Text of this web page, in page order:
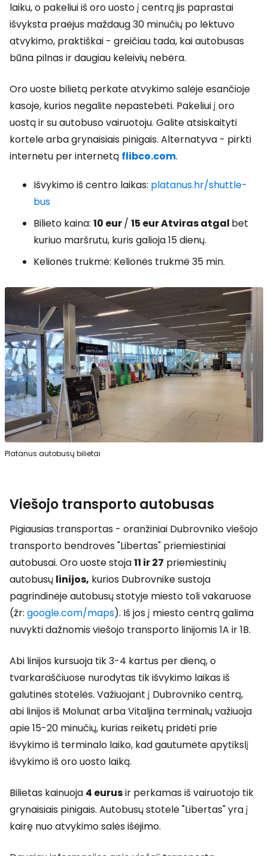
laiku, o pakeliui iš oro uosto į centrą jis paprastai
išvyksta praėjus maždaug 30 minučių po lėktuvo
atvykimo, praktiškai - greičiau tada, kai autobusas
būna pilnas ir daugiau keleivių nebėra.
Oro uoste bilietą perkate atvykimo salėje esančioje
kasoje, kurios negalite nepastebėti. Pakeliui į oro
uostą ir su autobuso vairuotoju. Galite atsiskaityti
kortele arba grynaisiais pinigais. Alternatyva - pirkti
internetu per internetą flibco.com.
Išvykimo iš centro laikas: platanus.hr/shuttle-
bus
Bilieto kaina: 10 eur/ 15 eurAtviras atgal bet
kuriuo maršrutu, kuris galioja 15 dienų.
Kelionės trukmė: Kelionės trukmė 35 min.
Platanus autobusų bilietai
Viešojo transporto autobusas
Pigiausias transportas - oranžiniai Dubrovniko viešojo
transporto bendrovės "Libertas" priemiestiniai
autobusai. Oro uoste stoja11 ir 27 priemiestinių
autobusų linijos, kurios Dubrovnike sustoja
pagrindinėje autobusų stotyje miesto toli vakaruose
(žr: google.com/maps). Iš jos į miesto centrą galima
nuvykti dažnomis viešojo transporto linijomis 1A ir 1B.
Abi linijos kursuoja tik 3-4 kartus per dieną, o
tvarkaraščiuose nurodytas tik išvykimo laikas iš
galutinės stotelės. Važiuojant į Dubrovniko centrą,
abi linijos iš Molunat arba Vitaljina terminalų važiuoja
apie 15-20 minučių, kurias reikėtų pridėti prie
išvykimo iš terminalo laiko, kad gautumėte apytikslį
išvykimo iš oro uosto laiką.
Bilietas kainuoja 4 eurusir perkamas iš vairuotojo tik
grynaisiais pinigais. Autobusų stotelė "Libertas" yra į
kairę nuo atvykimo salės išėjimo.